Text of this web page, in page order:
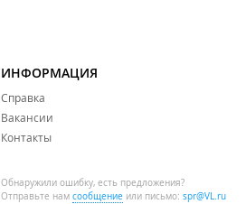
ИНФОРМАЦИЯ
Справка
Вакансии
Контакты
Обнаружили ошибку, есть предложения?
Отправьте нам сообщение или письмо: spr@VL.ru